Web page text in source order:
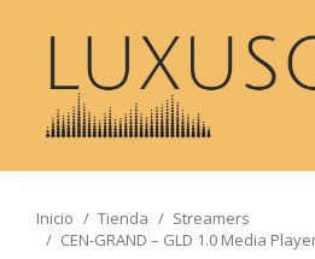
Estás aquí:
Inicio Tienda
Streamers
CEN-GRAND – GLD 1.0 Media